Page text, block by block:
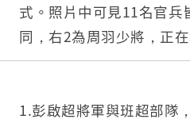
式。照片中可見11名官兵
同，右2為周羽少將，正
觀望，畫面右側可見1墊
2.彭啟超（1913－1982
1.彭啟超將軍與班超部